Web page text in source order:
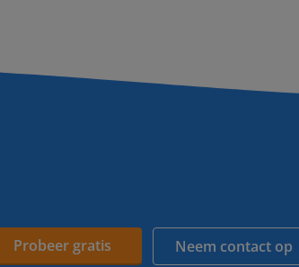
Probeer gratis Neem contact op